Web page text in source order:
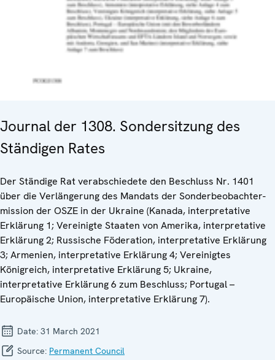
Journal der 1308. Sondersitzung des
Ständigen Rates
Der Ständige Rat verabschiedete den Beschluss Nr. 1401
über die Verlängerung des Mandats der Sonderbeobachter-
mission der OSZE in der Ukraine (Kanada, interpretative
Erklärung 1; Vereinigte Staaten von Amerika, interpretative
Erklärung 2; Russische Föderation, interpretative Erklärung
3; Armenien, interpretative Erklärung 4; Vereinigtes
Königreich, interpretative Erklärung 5; Ukraine,
interpretative Erklärung 6 zum Beschluss; Portugal –
Europäische Union, interpretative Erklärung 7).
Date: 31 March 2021
Source: Permanent Council